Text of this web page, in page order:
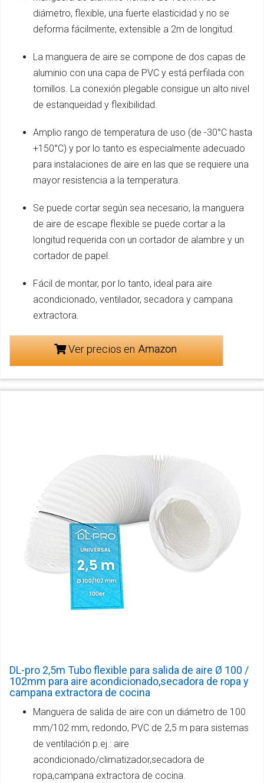
diámetro, flexible, una fuerte elasticidad y no se
deforma fácilmente, extensible a 2m de longitud.
La manguera de aire se compone de dos capas de
aluminio con una capa de PVC y está perfilada con
tornillos. La conexión plegable consigue un alto nivel
de estanqueidad y flexibilidad.
Amplio rango de temperatura de uso (de -30°C hasta
+150°C) y por lo tanto es especialmente adecuado
para instalaciones de aire en las que se requiere una
mayor resistencia a la temperatura.
Se puede cortar según sea necesario, la manguera
de aire de escape flexible se puede cortar a la
longitud requerida con un cortador de alambre y un
cortador de papel.
Fácil de montar, por lo tanto, ideal para aire
acondicionado, ventilador, secadora y campana
extractora.
Ver precios en
DL-pro 2,5m Tubo flexible para salida de aire Ø 100 /
102mm para aire acondicionado,secadora de ropa y
campana extractora de cocina
Manguera de salida de aire con un diámetro de 100
mm/102 mm, redondo, PVC de 2,5 m para sistemas
de ventilación p.ej.: aire
acondicionado/climatizador,secadora de
ropa,campana extractora de cocina.